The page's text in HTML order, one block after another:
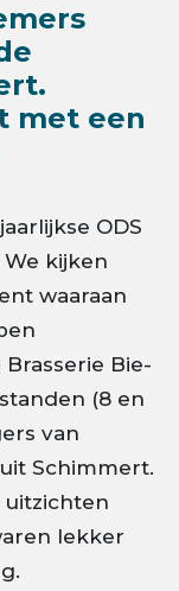
met een
ODS
kijken
waaraan
Bie-
(8 en
van
Schimmert.
uitzichten
lekker